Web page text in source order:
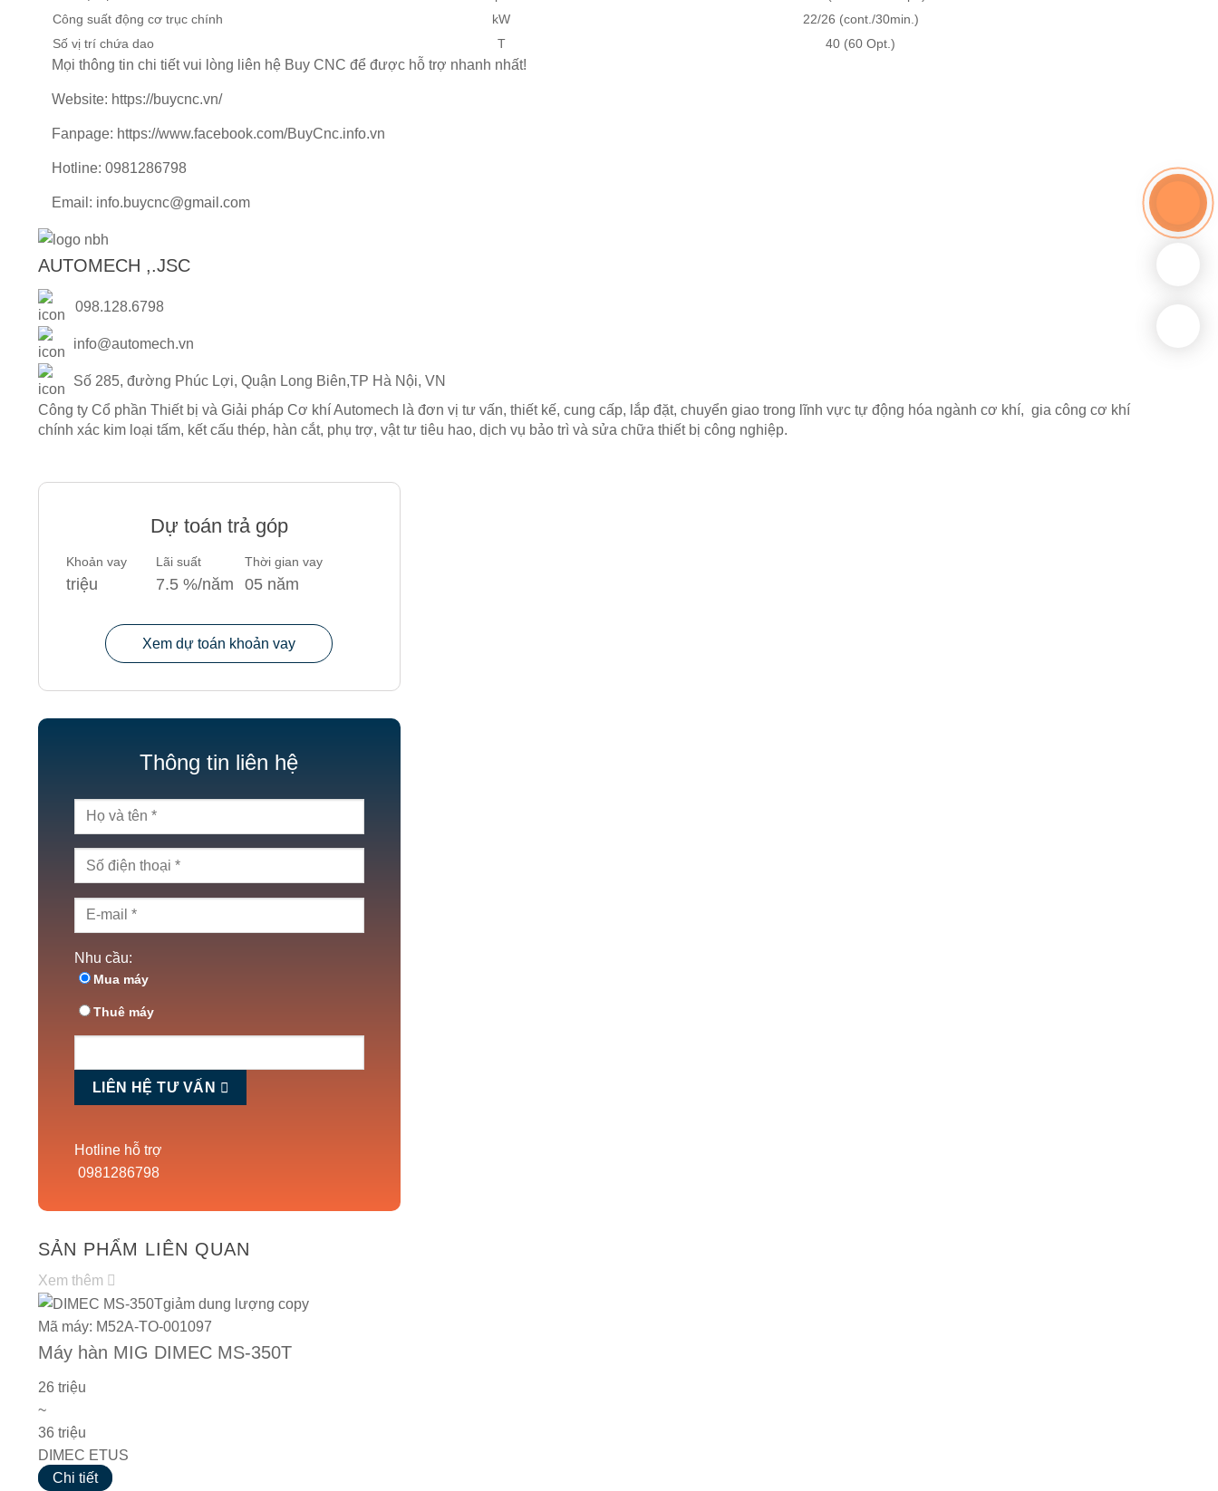
Công suất động cơ trục chính
kW
22/26 (cont./30min.)
Số vị trí chứa dao
T 40 (60 Opt.)
Mọi thông tin chi tiết vui lòng liên hệ Buy CNC để được hỗ trợ nhanh nhất!
Website: https://buycnc.vn/
Fanpage: https://www.facebook.com/BuyCnc.info.vn
Hotline: 0981286798
Email: info.buycnc@gmail.com
AUTOMECH ,.JSC
098.128.6798
info@automech.vn
Số 285, đường Phúc Lợi, Quận Long Biên,TP Hà Nội, VN
Công ty Cổ phần Thiết bị và Giải pháp Cơ khí Automech là đơn vị tư vấn, thiết kế, cung cấp, lắp đặt, chuyển giao trong lĩnh vực tự động hóa ngành cơ khí, gia công cơ khí
chính xác kim loại tấm, kết cấu thép, hàn cắt, phụ trợ, vật tư tiêu hao, dịch vụ bảo trì và sửa chữa thiết bị công nghiệp.
Dự toán trả góp
Khoản vay
triệu
Lãi suất
7.5 %/năm
Thời gian vay
05 năm
Xem dự toán khoản vay
Thông tin liên hệ
Nhu cầu:
Mua máy
Thuê máy
LIÊN HỆ TƯ VẤN
Hotline hỗ trợ
0981286798
SẢN PHẨM LIÊN QUAN
Xem thêm
Mã máy: M52A-TO-001097
Máy hàn MIG DIMEC MS-350T
26 triệu
~
36 triệu
DIMEC ETUS
Chi tiết